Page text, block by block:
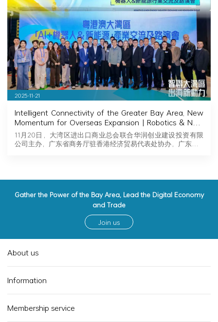
2025-11-21
Intelligent Connectivity of the Greater Bay Area, New
Momentum for Overseas Expansion | Robotics & New
Energy Industry Exchange and Roadshow Successfully
Held in Hong Kong
11月20日，大湾区进出口商业总会联合华润创业建设投资有限
公司主办，广东省商务厅驻香港经济贸易代表处协办，广东…
Gather the Power of the Bay Area, Lead the Digital Economy
and Trade
Join us
About us
Information
Membership service